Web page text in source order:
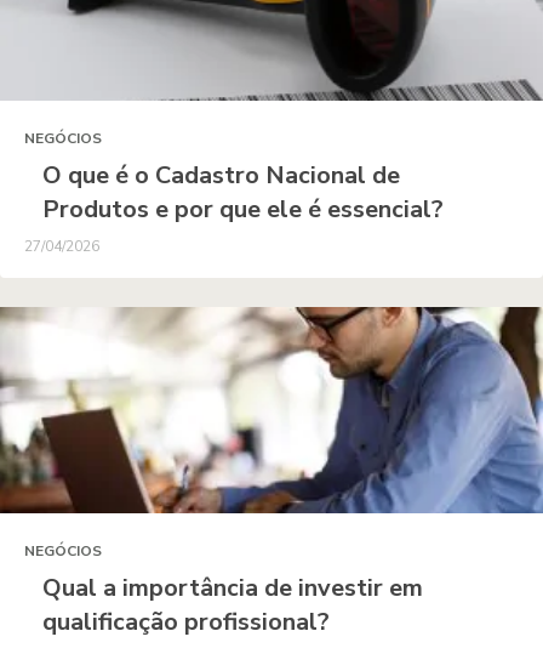
NEGÓCIOS
O que é o Cadastro Nacional de
Produtos e por que ele é essencial?
27/04/2026
NEGÓCIOS
Qual a importância de investir em
qualificação profissional?